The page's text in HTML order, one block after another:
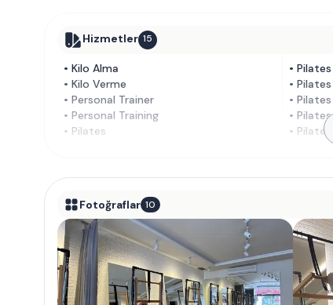
Hizmetler 15
• Kilo Alma
• Kilo Verme
• Personal Trainer
• Personal Training
• Pilates
•
•
•
•
•
Fotoğraflar 10